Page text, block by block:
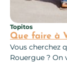
Que faire à
Topitos
Vous cherchez
Rouergue ? On